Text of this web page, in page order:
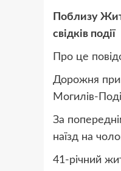
Поблизу
свідків події
Про це
Дорожня
Могилів-
За
наїзд на
41-річний